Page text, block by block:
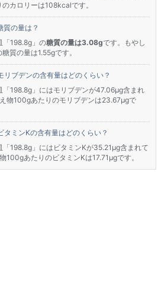
カロリーは108kcalです。
質の量は？
「198.8g」の糖質の量は3.08gです。もやし
質の量は1.55gです。
リブデンの含有量はどのくらい？
「198.8g」にはモリブデンが47.06μg含まれ
物100gあたりのモリブデンは23.67μgで
タミンKの含有量はどのくらい？
「198.8g」にはビタミンKが35.21μg含まれて
100gあたりのビタミンKは17.71μgです。